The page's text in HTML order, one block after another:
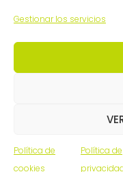
Gestionar los servicios
Política de
cookies
Política de
© Ingemation